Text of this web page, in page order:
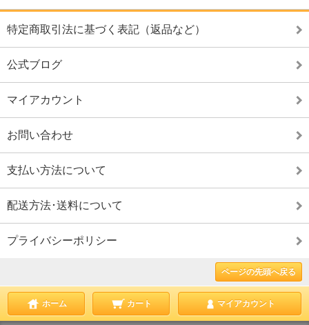
特定商取引法に基づく表記（返品など）
公式ブログ
マイアカウント
お問い合わせ
支払い方法について
配送方法･送料について
プライバシーポリシー
ページの先頭へ戻る
ホーム カート マイアカウント